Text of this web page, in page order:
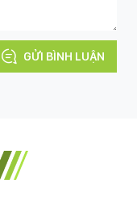
GỬI BÌNH LUẬN